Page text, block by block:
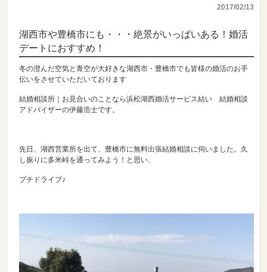
2017/02/13
湖西市や豊橋市にも・・・絶景がいっぱいある！婚活
デートにおすすめ！
冬の澄んだ空気と青空が大好きな湖西市・豊橋市でも皆様の婚活のお手
伝いをさせていただいております
結婚相談所｜お見合いのことなら浜松湖西婚活サービス結い 結婚相談
アドバイザーの伊藤浩士です。
先日、湖西営業所を出て、豊橋市に無料出張結婚相談に伺いました。久
し振りに多米峠を通ってみよう！と思い、
プチドライブ♪